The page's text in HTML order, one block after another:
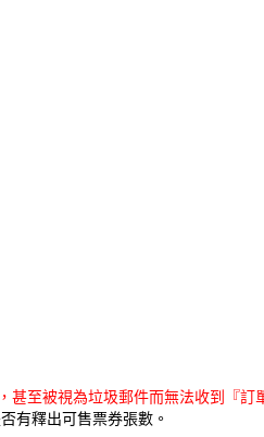
至被視為垃圾郵件而無法收到『訂
有釋出可售票券張數。